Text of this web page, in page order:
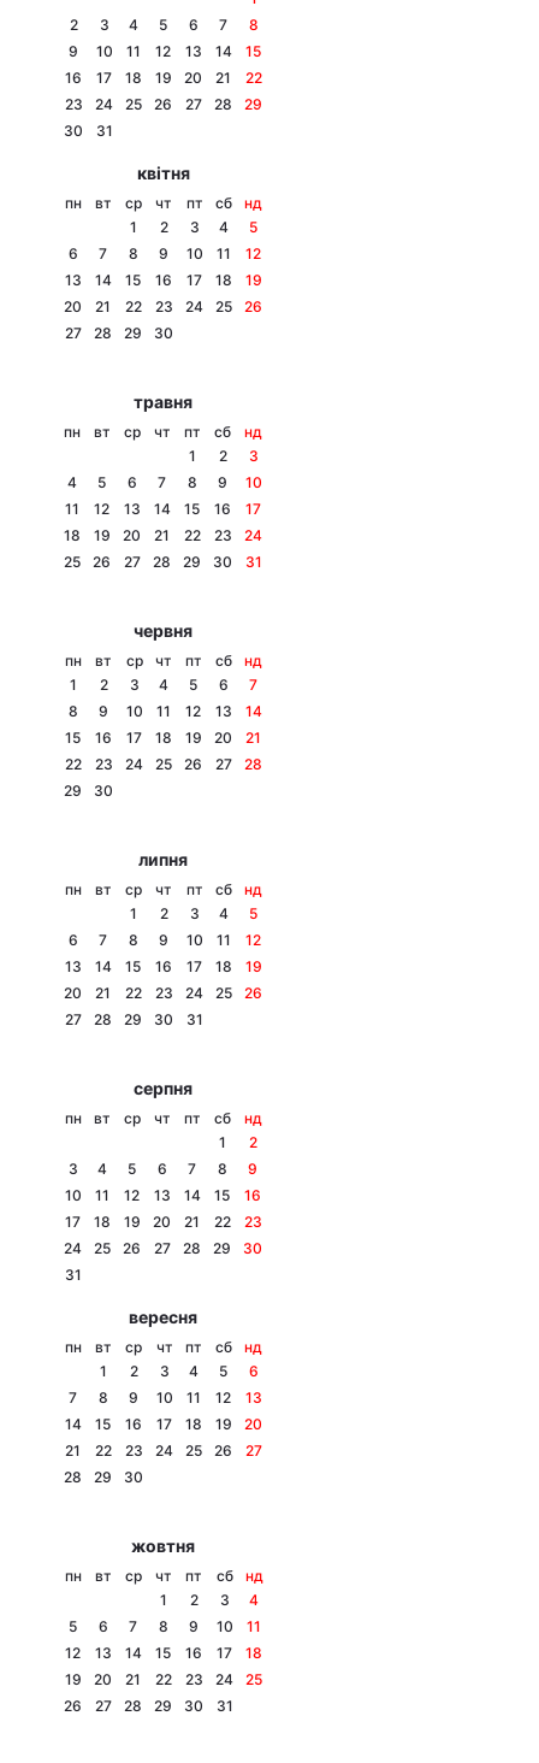
Головна
Економіка
Спорт
Техно і зв'язок
Цікавинки
Екологія
Інтерв'ю
Архів
Тема оформлення
2
3 4 5 6 7
8
9
10 11 12 13 14
15
16
17 18 19 20 21
22
23
24 25 26 27 28
29
30
31
квітня
пн вт ср чт пт сб
нд
1
2 3 4
5
6
7 8 9 10 11
12
13
14 15 16 17 18
19
20
21 22 23 24 25
26
27
28 29 30
травня
пн вт ср чт пт сб
нд
1
2
3
4
5 6 7 8 9
10
11
12 13 14 15 16
17
18
19 20 21 22 23
24
25
26 27 28 29 30 31
червня
пн вт ср чт пт сб
нд
1
2 3 4 5 6
7
8
9 10 11 12 13
14
15
16 17 18 19 20
21
22
23 24 25 26 27
28
29
30
липня
пн вт ср чт пт сб
нд
1
2 3 4
5
6
7 8 9 10 11
12
13
14 15 16 17 18
19
20
21 22 23 24 25
26
27
28 29 30 31
серпня
пн вт ср чт пт сб
нд
1
2
3
4 5 6 7 8
9
10
11 12 13 14 15
16
17
18 19 20 21 22
23
24
25 26 27 28 29
30
31
вересня
пн вт ср чт пт сб
нд
1
2 3 4 5
6
7
8 9 10 11 12
13
14
15 16 17 18 19
20
21
22 23 24 25 26
27
28
29 30
жовтня
пн вт ср чт пт сб
нд
1
2 3
4
5
6 7 8 9 10
11
12
13 14 15 16 17
18
19
20 21 22 23 24
25
26
27 28 29 30 31